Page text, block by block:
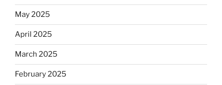
May 2025
April 2025
March 2025
February 2025